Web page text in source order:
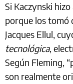
Si Kaczynski
porque los tomó
Jacques Ellul,
tecnológica,
Según Fleming,
son realmente